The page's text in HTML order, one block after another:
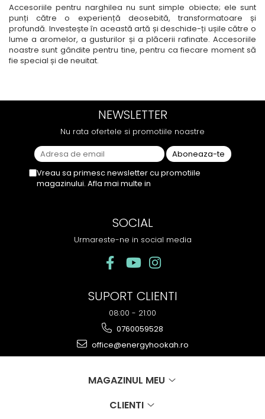
Accesoriile pentru narghilea nu sunt simple obiecte; ele sunt
punți către o experiență deosebită, transformatoare și
profundă. Investește în această artă și deschide-ți ușile către o
lume a aromelor, a gusturilor și a plăcerii rafinate. Accesoriile
noastre sunt gândite pentru tine, pentru ca fiecare moment să
fie special și de neuitat.
NEWSLETTER
Nu rata ofertele si promotiile noastre
Vreau sa primesc newsletter cu promotiile
magazinului. Afla mai multe in
SOCIAL
Urmareste-ne in social media
SUPORT CLIENTI
08:00 - 21:00
0760059528
office@energyhookah.ro
MAGAZINUL MEU
CLIENTI